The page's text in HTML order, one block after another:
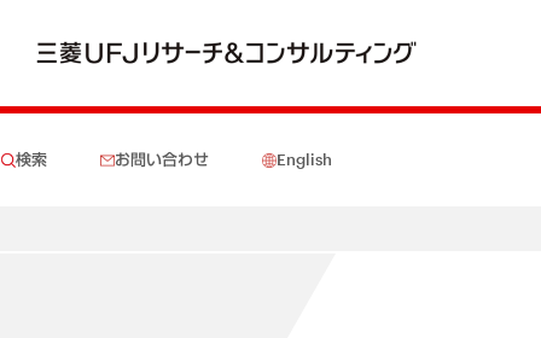
検索 お問い合わせ English